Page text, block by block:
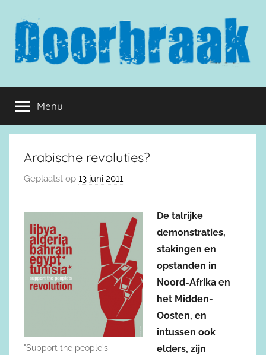
inhoud
springen
Doorbraak.eu
Menu
Arabische revoluties?
Geplaatst op 13 juni 2011
"Support the people's
De talrijke
demonstraties,
stakingen en
opstanden in
Noord-Afrika en
het Midden-
Oosten, en
intussen ook
elders, zijn